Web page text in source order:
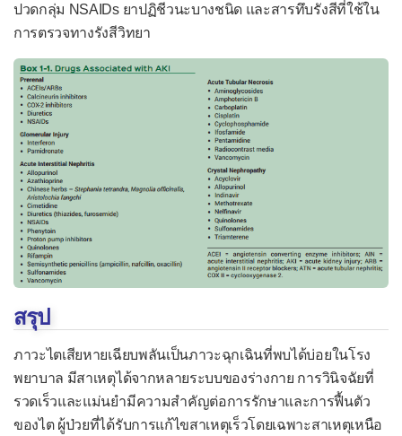
ปวดกลุ่ม NSAIDs ยาปฏิชีวนะบางชนิด และสารทึบรังสีที่ใช้ใน
การตรวจทางรังสีวิทยา
สรุป
ภาวะไตเสียหายเฉียบพลันเป็นภาวะฉุกเฉินที่พบได้บ่อยในโรง
พยาบาล มีสาเหตุได้จากหลายระบบของร่างกาย การวินิจฉัยที่
รวดเร็วและแม่นยำมีความสำคัญต่อการรักษาและการฟื้นตัว
ของไต ผู้ป่วยที่ได้รับการแก้ไขสาเหตุเร็วโดยเฉพาะสาเหตุเหนือ